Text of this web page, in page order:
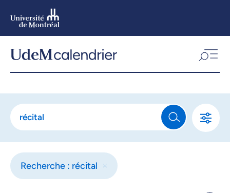
Aller
Recherche : récital